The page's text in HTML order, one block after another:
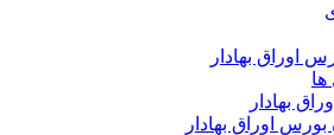
اوراق بهادار
ها
بهادار
اوراق بهادار